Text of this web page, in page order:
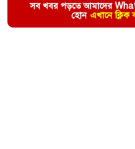
সব খবর পড়তে আমাদের
হোন এখানে